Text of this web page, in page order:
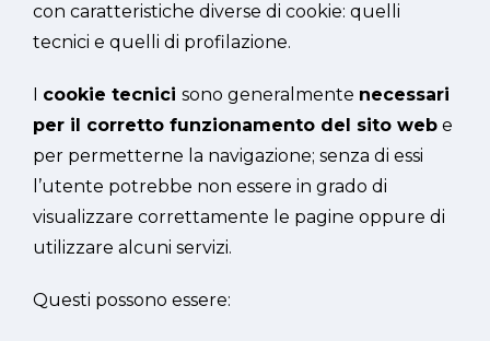
con caratteristiche diverse di cookie: quelli
tecnici e quelli di profilazione.
I cookie tecnici sono generalmente necessari
per il corretto funzionamento del sito webe
per permetterne la navigazione; senza di essi
l’utente potrebbe non essere in grado di
visualizzare correttamente le pagine oppure di
utilizzare alcuni servizi.
Questi possono essere: